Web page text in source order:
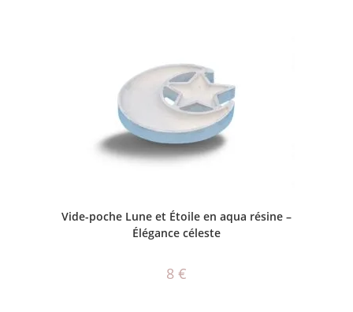
CHOIX DES OPTIONS
Vide-poche Lune et Étoile en aqua résine –
Élégance céleste
8 €